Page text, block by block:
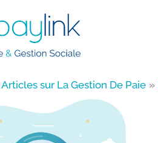
Articles sur La Gestion De Paie